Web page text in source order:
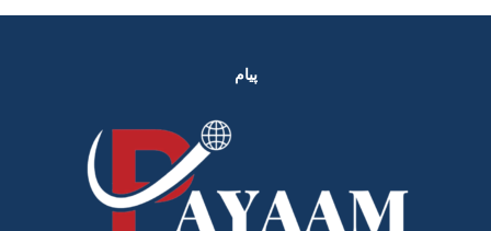
پیام